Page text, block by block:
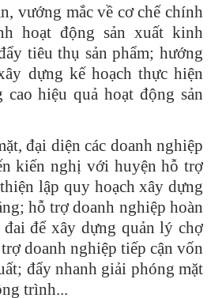
vướng mắc về cơ chế chính
hoạt động sản xuất kinh
tiêu thụ sản phẩm; hướng
dựng kế hoạch thực hiện
hiệu quả hoạt động sản
đại diện các doanh nghiệp
kiến nghị với huyện hỗ trợ
lập quy hoạch xây dựng
hỗ trợ doanh nghiệp hoàn
để xây dựng quản lý chợ
doanh nghiệp tiếp cận vốn
đẩy nhanh giải phóng mặt
trình...